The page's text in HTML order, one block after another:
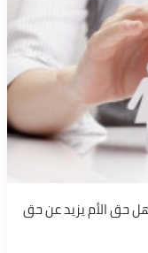
حق الأم يزيد عن حق